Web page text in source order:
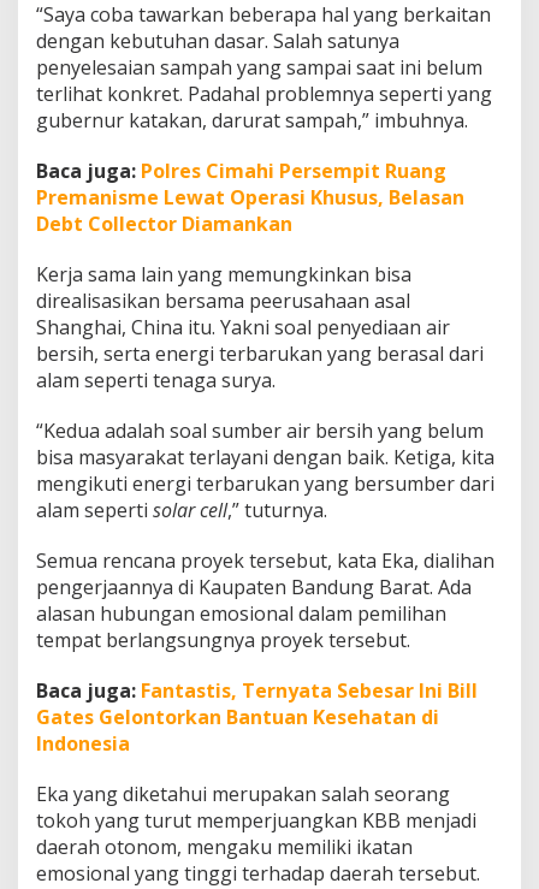
“Saya coba tawarkan beberapa hal yang berkaitan
dengan kebutuhan dasar. Salah satunya
penyelesaian sampah yang sampai saat ini belum
terlihat konkret. Padahal problemnya seperti yang
gubernur katakan, darurat sampah,” imbuhnya.
Baca juga: Polres Cimahi Persempit Ruang
Premanisme Lewat Operasi Khusus, Belasan
Debt Collector Diamankan
Kerja sama lain yang memungkinkan bisa
direalisasikan bersama peerusahaan asal
Shanghai, China itu. Yakni soal penyediaan air
bersih, serta energi terbarukan yang berasal dari
alam seperti tenaga surya.
“Kedua adalah soal sumber air bersih yang belum
bisa masyarakat terlayani dengan baik. Ketiga, kita
mengikuti energi terbarukan yang bersumber dari
alam seperti solar cell,” tuturnya.
Semua rencana proyek tersebut, kata Eka, dialihan
pengerjaannya di Kaupaten Bandung Barat. Ada
alasan hubungan emosional dalam pemilihan
tempat berlangsungnya proyek tersebut.
Baca juga: Fantastis, Ternyata Sebesar Ini Bill
Gates Gelontorkan Bantuan Kesehatan di
Indonesia
Eka yang diketahui merupakan salah seorang
tokoh yang turut memperjuangkan KBB menjadi
daerah otonom, mengaku memiliki ikatan
emosional yang tinggi terhadap daerah tersebut.